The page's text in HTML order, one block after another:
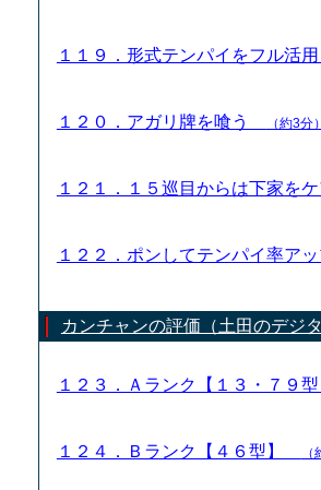
１１９．形式テンパイをフル活
１２０．アガリ牌を喰う （約3分）
１２１．１５巡目からは下家を
１２２．ポンしてテンパイ率ア
カンチャンの評価（土田のデジタ
１２３．Ａランク【１３・７９
１２４．Ｂランク【４６型】